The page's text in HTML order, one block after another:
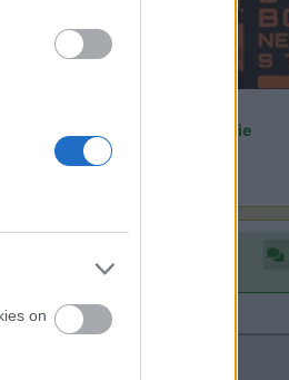
on
Area Sosta Camper Orobie
Ardesio